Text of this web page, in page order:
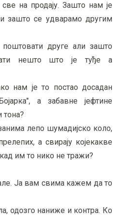
на продају. Зашто нам је
зашто се удварамо другим
друге али зашто
нешто што је туђе а
нам је то постао досадан
а забавне јефтине
тона?
лепо шумадијско коло,
а свирају којекакве
им то нико не тражи?
Ја вам свима кажем да то
одозго наниже и контра. Ко